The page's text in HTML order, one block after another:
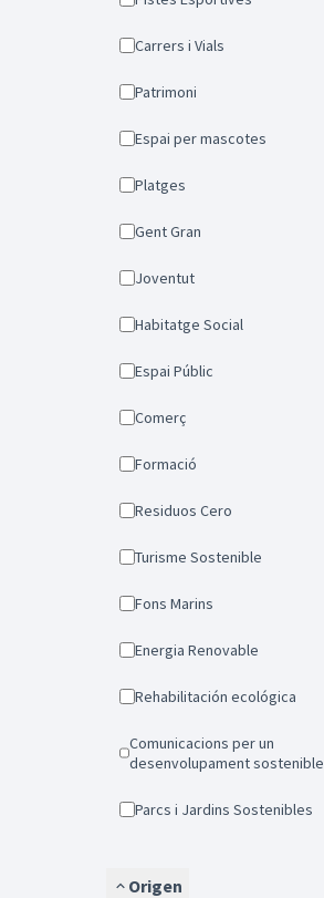
Carrers i Vials
Patrimoni
Espai per mascotes
Platges
Gent Gran
Joventut
Habitatge Social
Espai Públic
Comerç
Formació
Residuos Cero
Turisme Sostenible
Fons Marins
Energia Renovable
Rehabilitación ecológica
Comunicacions per un
desenvolupament sostenible
Parcs i Jardins Sostenibles
Origen